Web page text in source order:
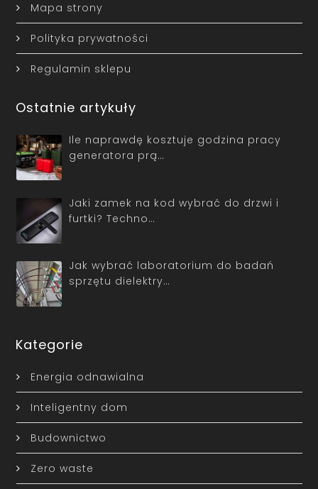
Mapa strony
Polityka prywatności
Regulamin sklepu
Ostatnie artykuły
Ile naprawdę kosztuje godzina pracy
generatora prą…
Jaki zamek na kod wybrać do drzwi i
furtki? Techno…
Jak wybrać laboratorium do badań
sprzętu dielektry…
Kategorie
Energia odnawialna
Inteligentny dom
Budownictwo
Zero waste